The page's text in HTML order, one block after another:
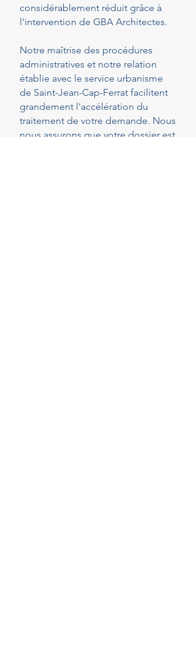
considérablement réduit grâce à
l'intervention de GBA Architectes.
Notre maîtrise des procédures
administratives et notre relation
établie avec le service urbanisme
de Saint-Jean-Cap-Ferrat facilitent
grandement l'accélération du
traitement de votre demande. Nous
nous assurons que votre dossier est